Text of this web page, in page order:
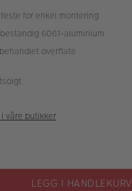
for enkel montering
6061-aluminium
overflate
våre butikker
LEGG I HANDLEKURV